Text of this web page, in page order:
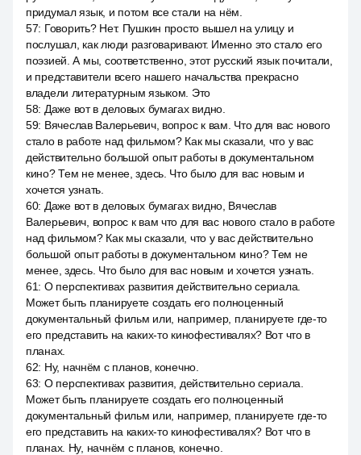
придумал язык, и потом все стали на нём.
57: Говорить? Нет. Пушкин просто вышел на улицу и
послушал, как люди разговаривают. Именно это стало его
поэзией. А мы, соответственно, этот русский язык почитали,
и представители всего нашего начальства прекрасно
владели литературным языком. Это
58: Даже вот в деловых бумагах видно.
59: Вячеслав Валерьевич, вопрос к вам. Что для вас нового
стало в работе над фильмом? Как мы сказали, что у вас
действительно большой опыт работы в документальном
кино? Тем не менее, здесь. Что было для вас новым и
хочется узнать.
60: Даже вот в деловых бумагах видно, Вячеслав
Валерьевич, вопрос к вам что для вас нового стало в работе
над фильмом? Как мы сказали, что у вас действительно
большой опыт работы в документальном кино? Тем не
менее, здесь. Что было для вас новым и хочется узнать.
61: О перспективах развития действительно сериала.
Может быть планируете создать его полноценный
документальный фильм или, например, планируете где-то
его представить на каких-то кинофестивалях? Вот что в
планах.
62: Ну, начнём с планов, конечно.
63: О перспективах развития, действительно сериала.
Может быть планируете создать его полноценный
документальный фильм или, например, планируете где-то
его представить на каких-то кинофестивалях? Вот что в
планах. Ну, начнём с планов, конечно.